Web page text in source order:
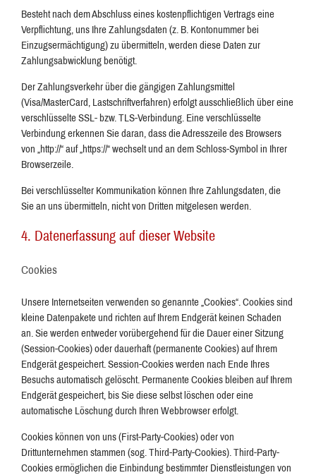
Besteht nach dem Abschluss eines kostenpflichtigen Vertrags eine
Verpflichtung, uns Ihre Zahlungsdaten (z. B. Kontonummer bei
Einzugsermächtigung) zu übermitteln, werden diese Daten zur
Zahlungsabwicklung benötigt.
Der Zahlungsverkehr über die gängigen Zahlungsmittel
(Visa/MasterCard, Lastschriftverfahren) erfolgt ausschließlich über eine
verschlüsselte SSL- bzw. TLS-Verbindung. Eine verschlüsselte
Verbindung erkennen Sie daran, dass die Adresszeile des Browsers
von „http://“ auf „https://“ wechselt und an dem Schloss-Symbol in Ihrer
Browserzeile.
Bei verschlüsselter Kommunikation können Ihre Zahlungsdaten, die
Sie an uns übermitteln, nicht von Dritten mitgelesen werden.
4. Datenerfassung auf dieser Website
Cookies
Unsere Internetseiten verwenden so genannte „Cookies“. Cookies sind
kleine Datenpakete und richten auf Ihrem Endgerät keinen Schaden
an. Sie werden entweder vorübergehend für die Dauer einer Sitzung
(Session-Cookies) oder dauerhaft (permanente Cookies) auf Ihrem
Endgerät gespeichert. Session-Cookies werden nach Ende Ihres
Besuchs automatisch gelöscht. Permanente Cookies bleiben auf Ihrem
Endgerät gespeichert, bis Sie diese selbst löschen oder eine
automatische Löschung durch Ihren Webbrowser erfolgt.
Cookies können von uns (First-Party-Cookies) oder von
Drittunternehmen stammen (sog. Third-Party-Cookies). Third-Party-
Cookies ermöglichen die Einbindung bestimmter Dienstleistungen von